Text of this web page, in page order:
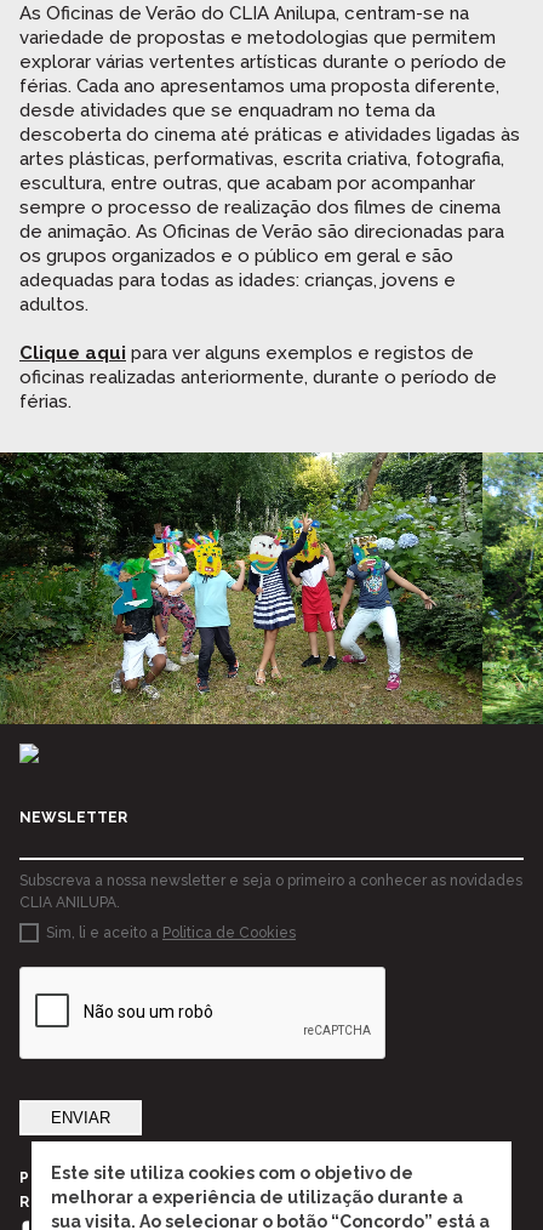
As Oficinas de Verão do CLIA Anilupa, centram-se na
variedade de propostas e metodologias que permitem
explorar várias vertentes artísticas durante o período de
férias. Cada ano apresentamos uma proposta diferente,
desde atividades que se enquadram no tema da
descoberta do cinema até práticas e atividades ligadas às
artes plásticas, performativas, escrita criativa, fotografia,
escultura, entre outras, que acabam por acompanhar
sempre o processo de realização dos filmes de cinema
de animação. As Oficinas de Verão são direcionadas para
os grupos organizados e o público em geral e são
adequadas para todas as idades: crianças, jovens e
adultos.
Clique aqui para ver alguns exemplos e registos de
oficinas realizadas anteriormente, durante o período de
férias.
NEWSLETTER
Subscreva a nossa newsletter e seja o primeiro a conhecer as novidades
CLIA ANILUPA.
Sim, li e aceito a Politica de Cookies
ENVIAR
POLÍTICAS DE PRIVACIDADE
RESOLUÇÃO ALTERNATIVA DE LITÍGIOS
Este site utiliza cookies com o objetivo de
melhorar a experiência de utilização durante a
sua visita. Ao selecionar o botão “Concordo” está a